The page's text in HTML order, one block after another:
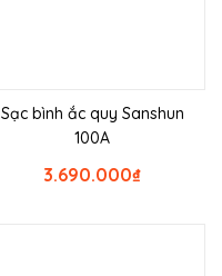
Sạc bình ắc quy Sanshun
100A
₫
3.690.000